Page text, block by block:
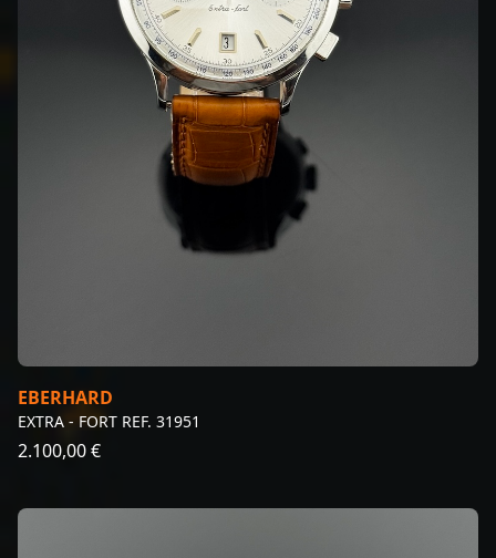
EBERHARD
EXTRA - FORT REF. 31951
2.100,00 €